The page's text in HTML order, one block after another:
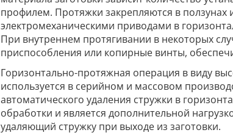
профилем. Протяжки закрепляются в
электромеханическими приводами в
При внутреннем протягивании в некоторых
приспособления или копирные винты,
Горизонтально-протяжная операция в виду
используется в серийном и массовом
автоматического удаления стружки в
обработки и является дополнительной
удаляющий стружку при выходе из заготовки.